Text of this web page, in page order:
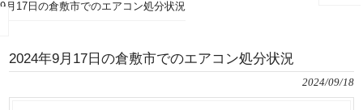
9月17日の倉敷市でのエアコン処分状況
2024年9月17日の倉敷市でのエアコン処分状況
2024/09/18